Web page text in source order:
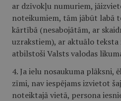
ar dzīvokļu numuriem,
noteikumiem, tām jābūt labā
kārtībā (nesabojātām, ar
uzrakstiem), ar aktuālo
atbilstoši Valsts valodas
4. Ja ielu nosaukuma plāksni,
zīmi, nav iespējams izvietot
noteiktajā vietā, persona